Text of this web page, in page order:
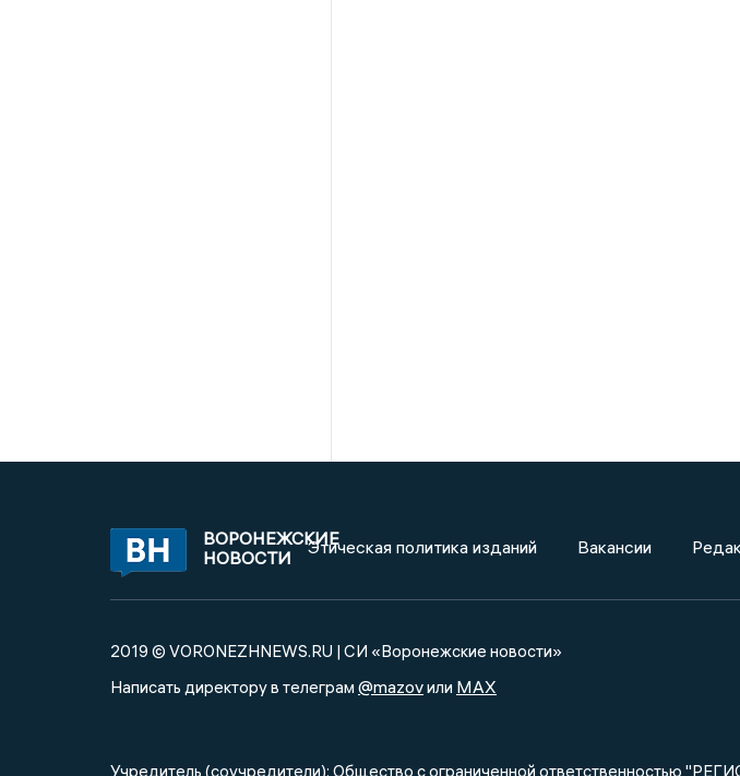
ВОРОНЕЖСКИЕ
НОВОСТИ
Этическая политика изданий Вакансии
2019 © VORONEZHNEWS.RU | СИ «Воронежские новости»
Написать директору в телеграм @mazovили MAX
Учредитель (соучредители): Общество с ограниченной ответственностью